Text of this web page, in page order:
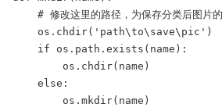
# 修改这里的路径，为保存分类后图片
    os.chdir('path\to\save\pic')
    if os.path.exists(name):
        os.chdir(name)
    else:
        os.mkdir(name)